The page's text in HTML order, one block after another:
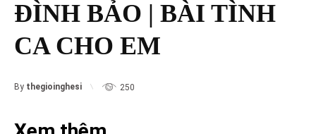
ĐÌNH BẢO | BÀI TÌNH
CA CHO EM
By thegioinghesi 250